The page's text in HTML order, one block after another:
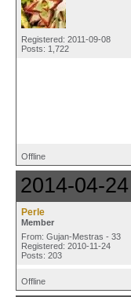
Registered: 2011-09-08
Posts: 1,722
Offline
2014-04-
Perle
Member
From: Gujan-Mestras - 33
Registered: 2010-11-24
Posts: 203
Offline